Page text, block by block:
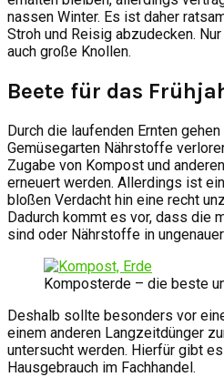
nassen Winter. Es ist daher
Stroh und Reisig abzudecken.
auch große Knollen.
Beete für das
Durch die laufenden Ernten
Gemüsegarten Nährstoffe
Zugabe von Kompost und
erneuert werden. Allerdings ist
bloßen Verdacht hin eine recht
Dadurch kommt es vor, dass die
sind oder Nährstoffe in
Komposterde – die beste
Deshalb sollte besonders vor
einem anderen Langzeitdünger
untersucht werden. Hierfür gibt
Hausgebrauch im Fachhandel.